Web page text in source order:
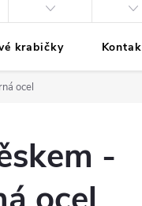
krabičky
ocel
-